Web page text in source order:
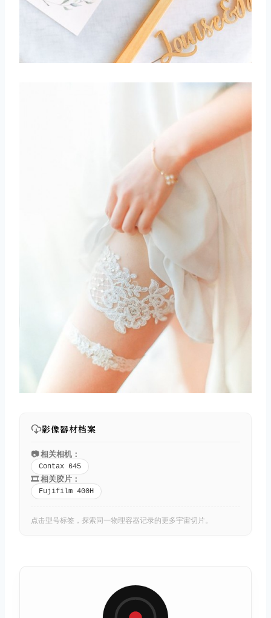
影像器材档案
📷 相关相机：
Contax 645
🎞️ 相关胶片：
Fujifilm 400H
点击型号标签，探索同一物理容器记录的更多宇宙切片。